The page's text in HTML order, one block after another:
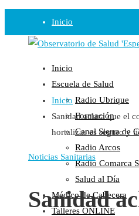
Inicio
Observatorio
Opinión
Radio
Guadalinfo Salud
Radio Guadalete
COPE Pontevedra
Salud en Radio
Salud en Verano
Plataforma
Inicio
Escuela de Salud
Radio Ubrique
Formación
Canal Sierra de
Radio Arcos
Radio Comarca
Salud al Día
Médico de Cabecera
Talleres ONLINE
Inicio
Sanidad aclara que el
hortalizas es seguro y
Noticias Sanitarias
Sanidad